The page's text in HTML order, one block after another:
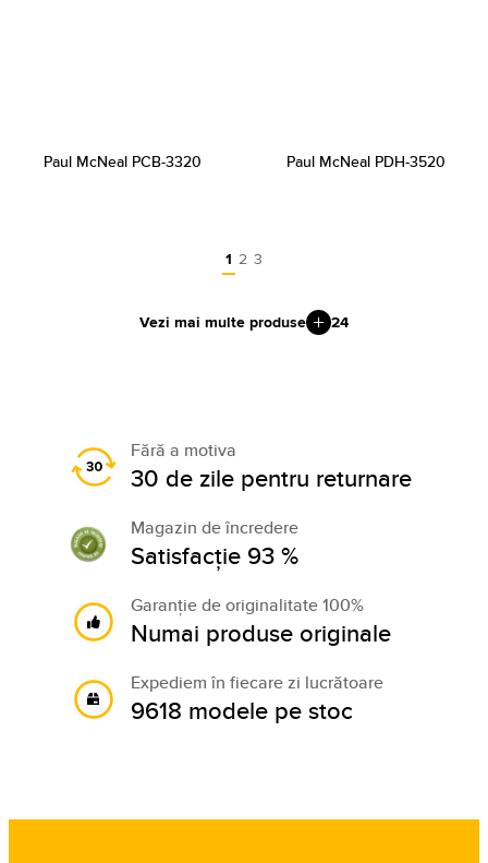
Paul McNeal PCB-3320 Paul McNeal PDH-3520
1 2 3
Vezi mai multe produse 24
Fără a motiva
30 de zile pentru returnare
Magazin de încredere
Satisfacție 93 %
Garanție de originalitate 100%
Numai produse originale
Expediem în fiecare zi lucrătoare
9618 modele pe stoc